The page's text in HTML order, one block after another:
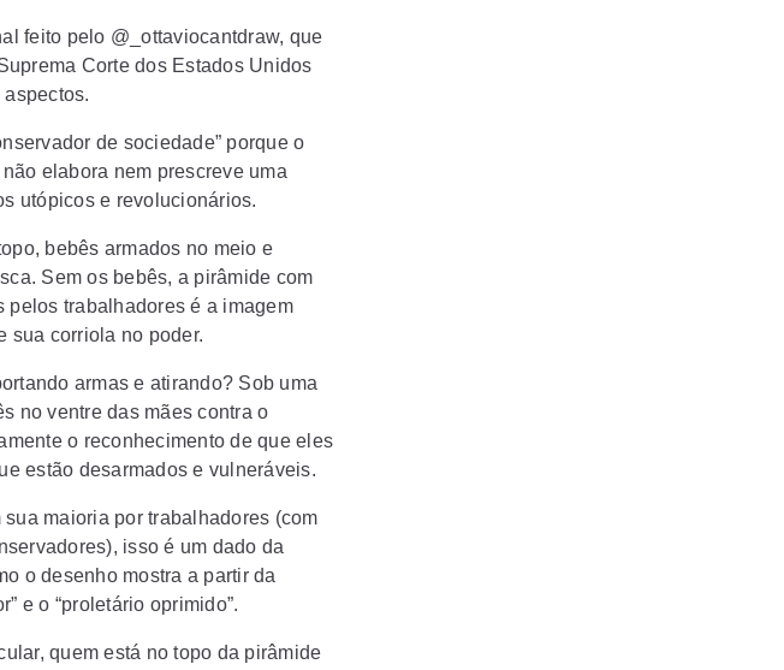
feito pelo @_ottaviocantdraw, que
Corte dos Estados Unidos
de sociedade” porque o
elabora nem prescreve uma
utópicos e revolucionários.
bebês armados no meio e
Sem os bebês, a pirâmide com
pelos trabalhadores é a imagem
sua corriola no poder.
armas e atirando? Sob uma
no ventre das mães contra o
o reconhecimento de que eles
estão desarmados e vulneráveis.
maioria por trabalhadores (com
isso é um dado da
o desenho mostra a partir da
e o “proletário oprimido”.
quem está no topo da pirâmide